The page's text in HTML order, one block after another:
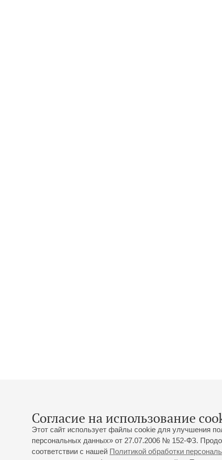
Согласие на использование
Этот сайт использует файлы cookie для улучшения
персональных данных» от 27.07.2006 № 152-ФЗ.
соответствии с нашей Политикой обработки